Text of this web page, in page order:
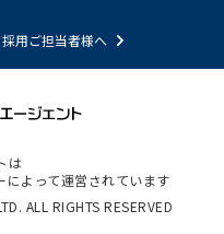
採用ご担当者様へ
は
よって運営されています
ALL RIGHTS RESERVED